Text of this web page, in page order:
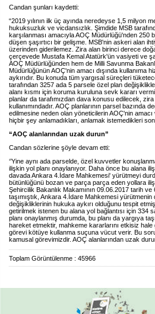
Candan şunları kaydetti:
“2019 yılının ilk üç ayında neredeyse 1,5 milyon
hukuksuzluk ve vicdansızlık. Şimdide MSB
karşılanması amacıyla AOÇ Müdürlüğü'nden
düşen şaşırtıcı bir gelişme. MSB'nin askeri alan
üzerinden giderilemez. Zira alan birinci derece
çerçevede Mustafa Kemal Atatürk'ün vasiyeti ve
AOÇ Müdürlüğünden hem de Milli Savunma
Müdürlüğünün AOÇ'nin amacı dışında
aykırıdır. Bu konuda tüm yargısal süreçleri
tarafından 3257 ada 5 parsele özel plan
alanı kısmı için koruma kuruluna sevk kararı
planlar da tarafımızdan dava konusu edilecek,
kullanımındadır. AOÇ planlarının parsel
edilmesine neden olan yöneticilerin AOÇ'nin
hiçbir şey anlamadıkları, anlamak istemedikleri son
“AOÇ alanlarından uzak durun”
Candan sözlerine şöyle devam etti:
‘’Yine aynı ada parselde, özel kuvvetler
ilişkin yol planı onaylanıyor. Daha önce bu alana
davada Ankara 4.İdare Mahkemesi' yürütmeyi
bütünlüğünü bozan ve parça parça eden yollara
Şehircilik Bakanlık Makamının 09.06.2017 tarih ve
taşımıştık, Ankara 4.İdare Mahkemesi
değişikliklerinin hukuka aykırı olduğunu tespit
getirilmek istenen bu alana yol bağlantısı için 334
planı onaylanmış durumda, bu planı da yargıya
hareket etmektir, mahkeme kararlarını etkisiz
görevi kötüye kullanma suçuna vücut verir. Bu
kamusal görevimizdir. AOÇ alanlarından uzak
Toplam Görüntülenme : 45966